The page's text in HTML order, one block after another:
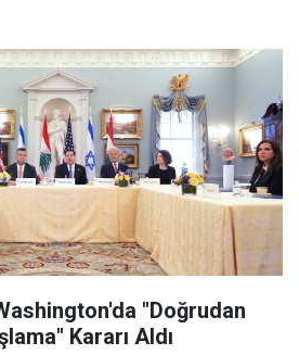
"Doğrudan
Kararı Aldı